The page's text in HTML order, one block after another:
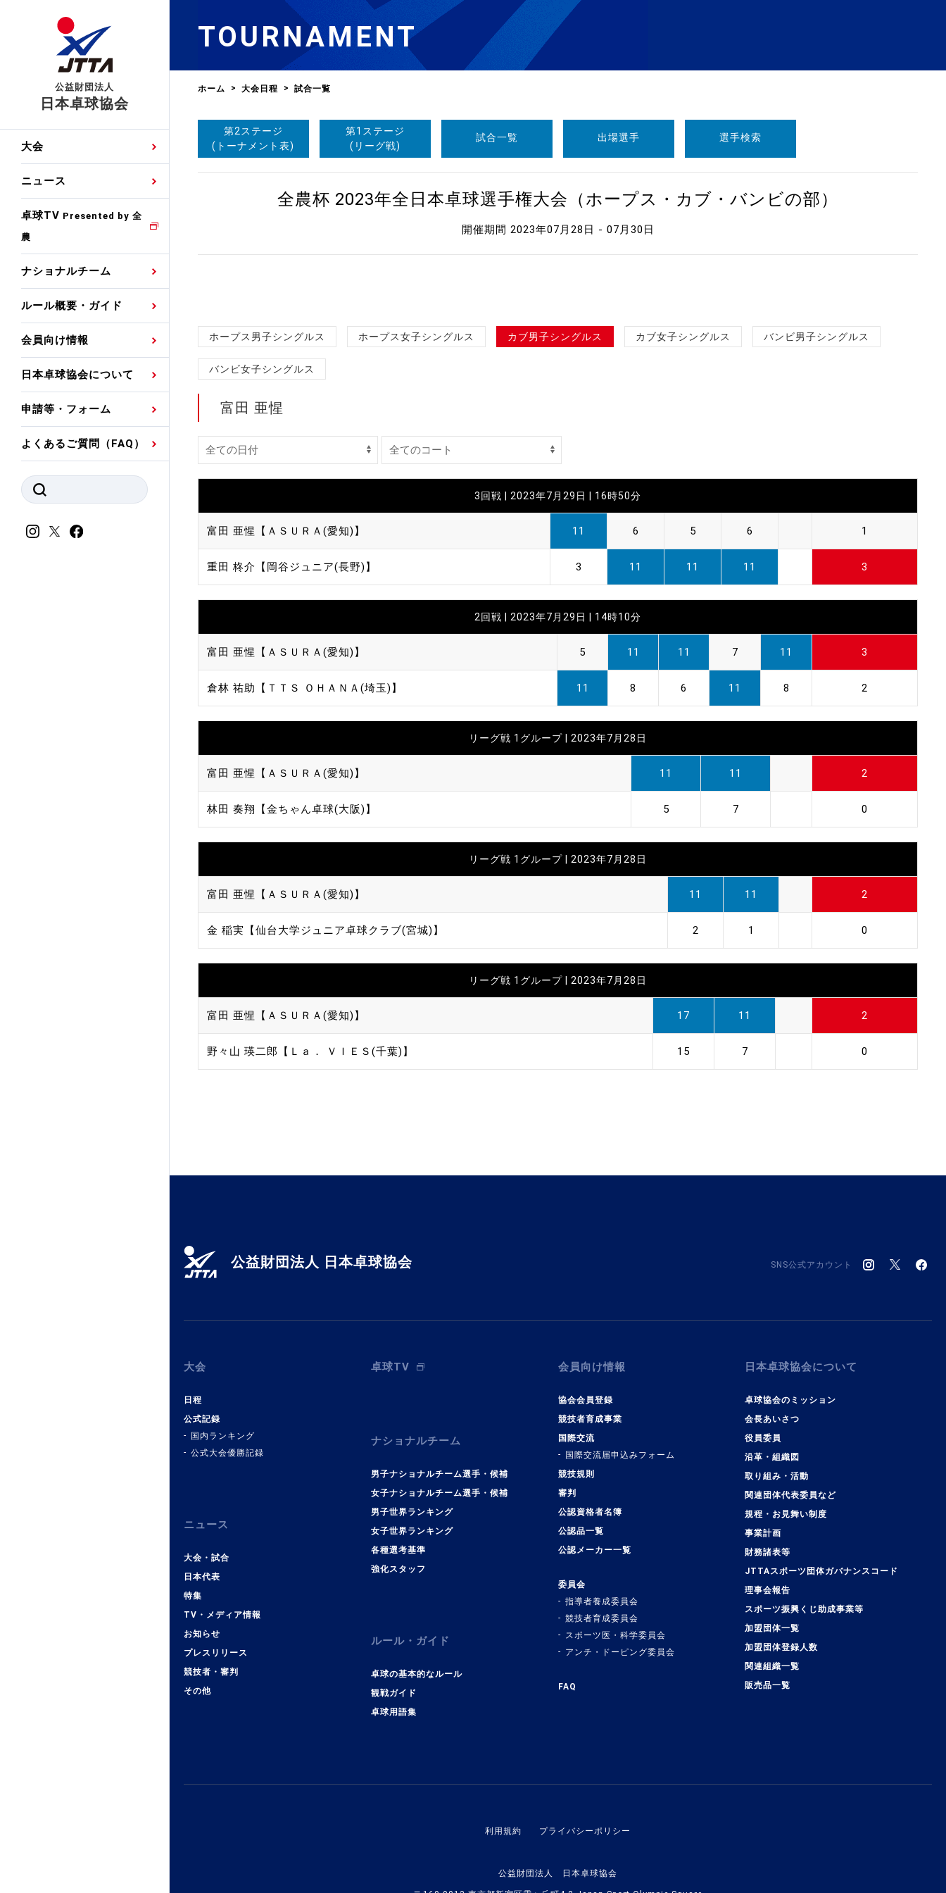
公益財団法人
日本卓球協会
大会 日程
ニュース
大会・試合
卓球TV Presented by 全
農
ナショナルチーム
男子ナショナルチーム選
手・候補
女子ナショナルチーム選
強化スタッフ
ルール概要・ガイド
卓球の基本的なルール
会員向け情報
協会会員登録
委員会
指導者養成委員会
スポーツ医・科学委員会
アンチ・ドーピング委員
会
日本卓球協会について
卓球協会のミッション
事業計画・事業報告
財務諸表等
理事会報告
スポーツ振興くじ助成事業
等
加盟団体登録人数
関連組織一覧
販売品一覧
申請等・フォーム
国際交流届申込みフォーム
審判員ネームプレート制作
申込
よくあるご質問（FAQ）
TOURNAMENT
ホーム 大会日程 試合一覧
第2ステージ
(トーナメント表)
第1ステージ
(リーグ戦)
試合一覧 出場選手 選手検索
全農杯 2023年全日本卓球選手権大会（ホープス・カブ・バンビの部）
開催期間 2023年07月28日 - 07月30日
ホープス男子シングルス ホープス女子シングルス カブ男子シングルス カブ女子シングルス バンビ男子シングルス
バンビ女子シングルス
富田 亜惺
3回戦 | 2023年7月29日 | 16時50分
富田 亜惺【ＡＳＵＲＡ(愛知)】 11 6 5 6 1
重田 柊介【岡谷ジュニア(長野)】 3 11 11 11 3
2回戦 | 2023年7月29日 | 14時10分
富田 亜惺【ＡＳＵＲＡ(愛知)】 5 11 11 7 11 3
倉林 祐助【ＴＴＳ ＯＨＡＮＡ(埼玉)】 11 8 6 11 8 2
リーグ戦 1グループ | 2023年7月28日
富田 亜惺【ＡＳＵＲＡ(愛知)】 11 11 2
林田 奏翔【金ちゃん卓球(大阪)】 5 7 0
リーグ戦 1グループ | 2023年7月28日
富田 亜惺【ＡＳＵＲＡ(愛知)】 11 11 2
金 稲実【仙台大学ジュニア卓球クラブ(宮城)】 2 1 0
リーグ戦 1グループ | 2023年7月28日
富田 亜惺【ＡＳＵＲＡ(愛知)】 17 11 2
野々山 瑛二郎【Ｌａ． ＶＩＥＳ(千葉)】 15 7 0
公益財団法人 日本卓球協会 SNS公式アカウント
大会
日程
公式記録
国内ランキング
公式大会優勝記録
ニュース
大会・試合
日本代表
特集
TV・メディア情報
お知らせ
プレスリリース
競技者・審判
その他
卓球TV
ナショナルチーム
男子ナショナルチーム選手・候補
女子ナショナルチーム選手・候補
男子世界ランキング
女子世界ランキング
各種選考基準
強化スタッフ
ルール・ガイド
卓球の基本的なルール
観戦ガイド
卓球用語集
会員向け情報
協会会員登録
競技者育成事業
国際交流
国際交流届申込みフォーム
競技規則
審判
公認資格者名簿
公認品一覧
公認メーカー一覧
委員会
指導者養成委員会
競技者育成委員会
スポーツ医・科学委員会
アンチ・ドーピング委員会
FAQ
日本卓球協会について
卓球協会のミッション
会長あいさつ
役員委員
沿革・組織図
取り組み・活動
関連団体代表委員など
規程・お見舞い制度
事業計画
財務諸表等
JTTAスポーツ団体ガバナンスコード
理事会報告
スポーツ振興くじ助成事業等
加盟団体一覧
加盟団体登録人数
関連組織一覧
販売品一覧
利用規約 プライバシーポリシー
公益財団法人 日本卓球協会